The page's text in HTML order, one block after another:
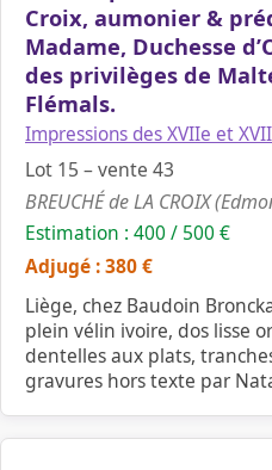
Croix, aumonier &
Madame, Duchesse
des privilèges de
Flémals.
Impressions des XVIIe et
Lot 15 – vente 43
BREUCHÉ de LA CROIX
Estimation : 400 / 500 €
Adjugé : 380 €
Liège, chez Baudoin
plein vélin ivoire, dos lisse
dentelles aux plats,
gravures hors texte par